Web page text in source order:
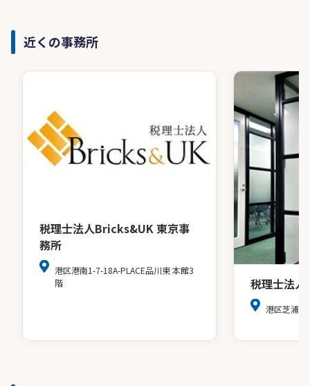
近くの事務所
税理士法人Bricks&UK 東京事
務所
港区港南1-7-18A-PLACE品川東 本館3
階
税理士法人
港区芝浦３